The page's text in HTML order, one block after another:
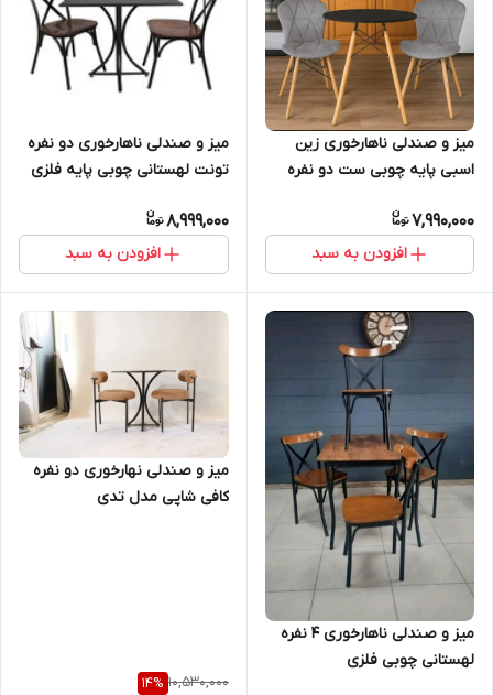
میز و صندلی ناهارخوری زین
اسبی پایه چوبی ست دو نفره
7,990,000
افزودن به سبد
میز و صندلی ناهارخوری دو نفره
تونت لهستانی چوبی پایه فلزی
8,999,000
افزودن به سبد
میز و صندلی ناهارخوری ۴ نفره
لهستانی چوبی فلزی
میز و صندلی نهارخوری دو نفره
کافی شاپی مدل تدی
10,530,000
14%